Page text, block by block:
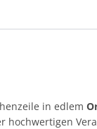
in edlem